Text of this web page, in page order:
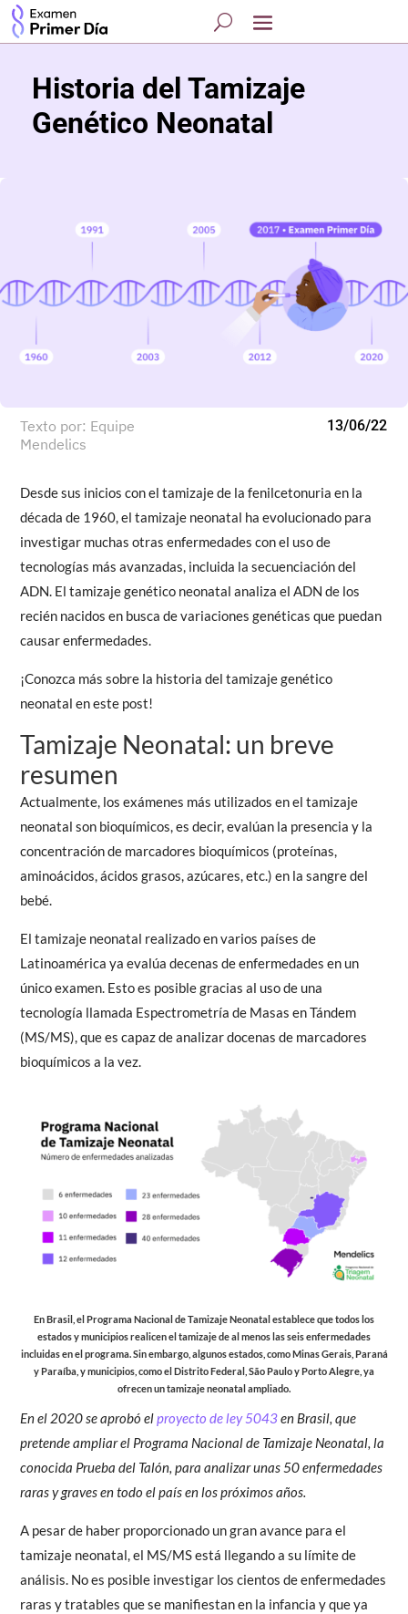
Historia del Tamizaje
Genético Neonatal
Texto por: Equipe
Mendelics
13/06/22
Desde sus inicios con el tamizaje de la fenilcetonuria en la
década de 1960, el tamizaje neonatal ha evolucionado para
investigar muchas otras enfermedades con el uso de
tecnologías más avanzadas, incluida la secuenciación del
ADN. El tamizaje genético neonatal analiza el ADN de los
recién nacidos en busca de variaciones genéticas que puedan
causar enfermedades.
¡Conozca más sobre la historia del tamizaje genético
neonatal en este post!
Tamizaje Neonatal: un breve
resumen
Actualmente, los exámenes más utilizados en el tamizaje
neonatal son bioquímicos, es decir, evalúan la presencia y la
concentración de marcadores bioquímicos (proteínas,
aminoácidos, ácidos grasos, azúcares, etc.) en la sangre del
bebé.
El tamizaje neonatal realizado en varios países de
Latinoamérica ya evalúa decenas de enfermedades en un
único examen. Esto es posible gracias al uso de una
tecnología llamada Espectrometría de Masas en Tándem
(MS/MS), que es capaz de analizar docenas de marcadores
bioquímicos a la vez.
En Brasil, el Programa Nacional de Tamizaje Neonatal establece que todos los
estados y municipios realicen el tamizaje de al menos las seis enfermedades
incluidas en el programa. Sin embargo, algunos estados, como Minas Gerais, Paraná
y Paraíba, y municipios, como el Distrito Federal, São Paulo y Porto Alegre, ya
ofrecen un tamizaje neonatal ampliado.
En el 2020 se aprobó elproyecto de ley 5043en Brasil, que
pretende ampliar el Programa Nacional de Tamizaje Neonatal, la
conocida Prueba del Talón, para analizar unas 50 enfermedades
raras y graves en todo el país en los próximos años.
A pesar de haber proporcionado un gran avance para el
tamizaje neonatal, el MS/MS está llegando a su límite de
análisis. No es posible investigar los cientos de enfermedades
raras y tratables que se manifiestan en la infancia y que ya